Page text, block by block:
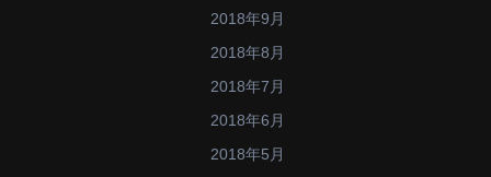
2018年9月
2018年8月
2018年7月
2018年6月
2018年5月